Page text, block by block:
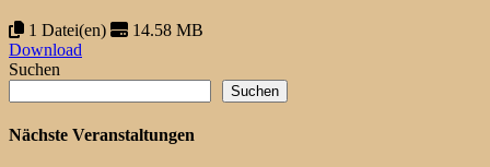
1 Datei(en)
14.58 MB
Download
Suchen
Suchen
Nächste Veranstaltungen